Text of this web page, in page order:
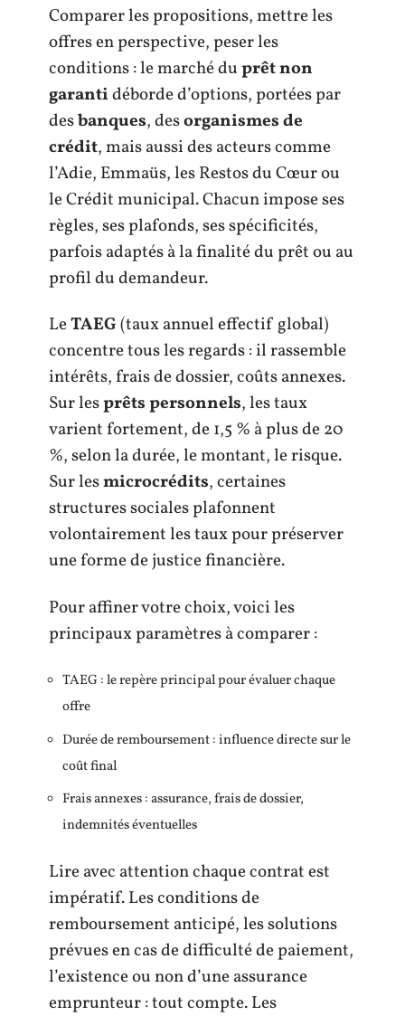
Comparer les propositions, mettre les
offres en perspective, peser les
conditions : le marché duprêt non
garantidéborde d’options, portées par
desbanques, desorganismes de
crédit, mais aussi des acteurs comme
l’Adie, Emmaüs, les Restos du Cœur ou
le Crédit municipal. Chacun impose ses
règles, ses plafonds, ses spécificités,
parfois adaptés à la finalité du prêt ou au
profil du demandeur.
LeTAEG(taux annuel effectif global)
concentre tous les regards : il rassemble
intérêts, frais de dossier, coûts annexes.
Sur lesprêts personnels, les taux
varient fortement, de 1,5 % à plus de 20
%, selon la durée, le montant, le risque.
Sur lesmicrocrédits, certaines
structures sociales plafonnent
volontairement les taux pour préserver
une forme de justice financière.
Pour affiner votre choix, voici les
principaux paramètres à comparer :
TAEG : le repère principal pour évaluer chaque
offre
Durée de remboursement : influence directe sur le
coût final
Frais annexes : assurance, frais de dossier,
indemnités éventuelles
Lire avec attention chaque contrat est
impératif. Les conditions de
remboursement anticipé, les solutions
prévues en cas de difficulté de paiement,
l’existence ou non d’une assurance
emprunteur : tout compte. Les